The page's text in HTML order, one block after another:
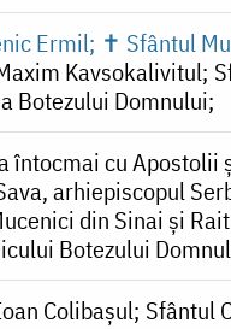
Ermil ✝ Sfântul
Kavsokalivitul
Botezului Domnului
întocmai cu
arhiepiscopul
din Sinai și Rait
Botezului
Colibașul Sfântul